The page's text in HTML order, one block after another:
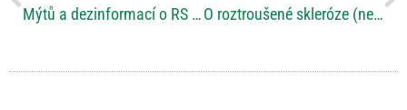
Mýtů a dezinformací o RS je hodně O roztroušené skleróze (ne)jen pro rodinu